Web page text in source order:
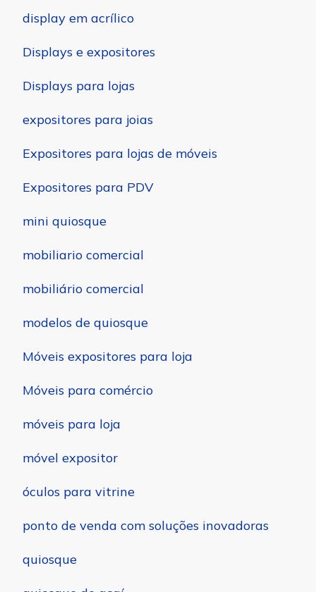
display em acrílico
Displays e expositores
Displays para lojas
expositores para joias
Expositores para lojas de móveis
Expositores para PDV
mini quiosque
mobiliario comercial
mobiliário comercial
modelos de quiosque
Móveis expositores para loja
Móveis para comércio
móveis para loja
móvel expositor
óculos para vitrine
ponto de venda com soluções inovadoras
quiosque